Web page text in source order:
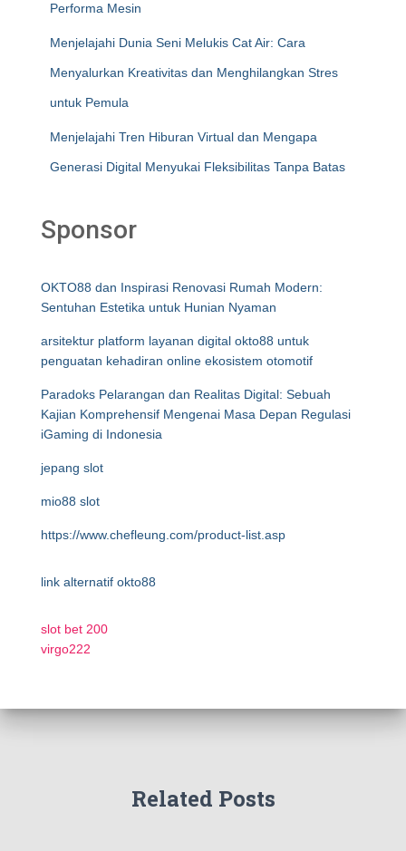
Performa Mesin
Menjelajahi Dunia Seni Melukis Cat Air: Cara
Menyalurkan Kreativitas dan Menghilangkan Stres
untuk Pemula
Menjelajahi Tren Hiburan Virtual dan Mengapa
Generasi Digital Menyukai Fleksibilitas Tanpa Batas
Sponsor
OKTO88 dan Inspirasi Renovasi Rumah Modern:
Sentuhan Estetika untuk Hunian Nyaman
arsitektur platform layanan digital okto88 untuk
penguatan kehadiran online ekosistem otomotif
Paradoks Pelarangan dan Realitas Digital: Sebuah
Kajian Komprehensif Mengenai Masa Depan Regulasi
iGaming di Indonesia
jepang slot
mio88 slot
https://www.chefleung.com/product-list.asp
link alternatif okto88
slot bet 200
virgo222
Related Posts